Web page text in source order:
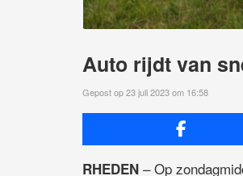
Auto rijdt van
Gepost op 23 juli 2023 om 16:58
RHEDEN – Op